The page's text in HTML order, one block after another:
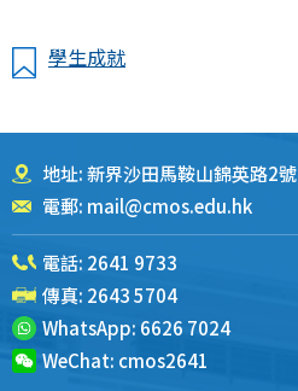
學生成就
地址: 新界沙田馬鞍山錦英路2號
電郵: mail@cmos.edu.hk
電話: 2641 9733
傳真: 2643 5704
WhatsApp: 6626 7024
WeChat: cmos2641